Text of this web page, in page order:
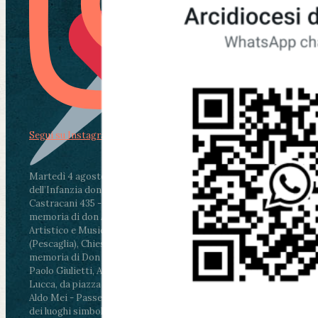
Martedì 4 agosto2026
ore 11:30 - Lucca, Scuola
dell’Infanzia don Aldo Mei - Viale Castruccio
Castracani 435 - Inaugurazione murales in
memoria di don Aldo Mei curato dal Liceo
Artistico e Musicale “Passaglia”
ore 18 - Fiano
(Pescaglia), Chiesa parrocchiale - Messa in
memoria di Don Aldo Mei celebrata da mons.
Paolo Giulietti, Arcivescovo di Lucca
ore 20.30 -
Lucca, da piazza San Michele al Cippo di don
Aldo Mei - Passeggiata della Memoria in alcuni
dei luoghi simbolo della città. Ritrovo alle ore
Segui su Instagram